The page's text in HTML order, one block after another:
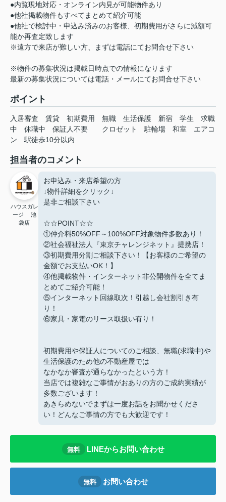
●内覧現地対応・オンライン内見が可能物件あり
●他社掲載物件もすべてまとめて紹介可能
●他社で検討中・申込み済みのお客様、初期費用がさらに減額可
能か再査定致します
※遠方で来店が難しい方、まずは電話にてお問合せ下さい
※物件の募集状況は掲載日時点での情報になります
最新の募集状況については電話・メールにてお問合せ下さい
ポイント
入居審査 賃貸 初期費用 無職 生活保護 新宿 学生
求職
中
休職中 保証人不要 クロゼット 駐輪場 和室
エアコ
ン
駅徒歩10分以内
担当者のコメント
ハウスガレ
ージ 池
袋店
お申込み・来店希望の方
↓物件詳細をクリック↓
是非ご相談下さい
☆☆POINT☆☆
①仲介料50%OFF～100%OFF対象物件多数あり！
②社会福祉法人『東京チャレンジネット』提携店！
③初期費用分割ご相談下さい！【お客様のご希望の
金額でお支払いOK！】
④他掲載物件・インターネット非公開物件を全てま
とめてご紹介可能！
⑤インターネット回線取次！引越し会社割引き有
り！
⑥家具・家電のリース取扱い有り！
初期費用や保証人についてのご相談、無職(求職中)や
生活保護のため他の不動産屋では
なかなか審査が通らなかったという方！
当店では複雑なご事情がおありの方のご成約実績が
多数ございます！
あきらめないでまずは一度お話をお聞かせくださ
い！どんなご事情の方でも大歓迎です！
無料 LINEからお問い合わせ
無料 お問い合わせ